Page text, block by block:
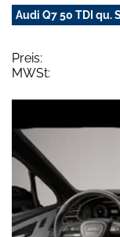
Audi Q7 50 TDI qu.
Preis:
MWSt: